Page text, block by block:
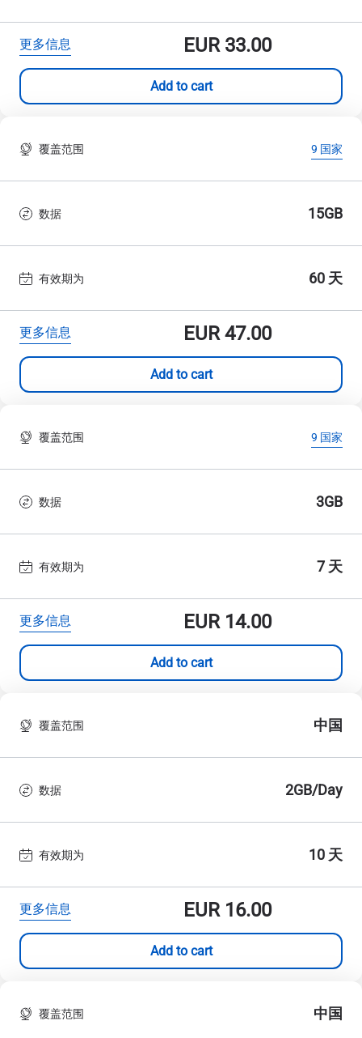
更多信息 EUR33.00
Add to cart
覆盖范围 9 国家
数据 15GB
有效期为 60 天
更多信息 EUR47.00
Add to cart
覆盖范围 9 国家
数据 3GB
有效期为 7 天
更多信息 EUR14.00
Add to cart
覆盖范围 中国
数据 2GB/Day
有效期为 10 天
更多信息 EUR16.00
Add to cart
覆盖范围 中国